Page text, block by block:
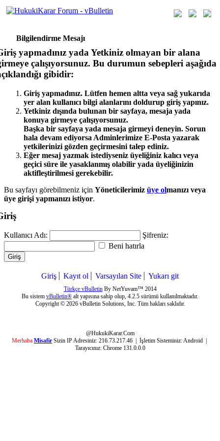
Bilgilendirme Mesajı
yapmadınız yada Yetkiniz olmayan bir alana
çalışıyorsunuz. Bu durumun sebepleri aşağıda
gibidir:
Giriş yapmadınız. Lütfen hemen altta veya sağ yukarıda
yer alan kullanıcı bilgi alanlarını doldurup giriş yapınız.
Yetkiniz dışında bulunan bir sayfaya, mesaja yada
konuya girmeye çalışıyorsunuz.
Başka bir sayfaya yada mesaja girmeyi deneyin. Sorun
hala devam ediyorsa Adminlerimize E-Posta yazarak
yetkilerinizi gözden geçirmesini talep ediniz.
Eğer mesaj yazmak istediyseniz üyeliğiniz kalıcı veya
geçici süre ile yasaklanmış olabilir yada üyeliğinizin
aktifleştirilmesi gerekebilir.
Bu sayfayı görebilmeniz için Yöneticilerimiz üye olmanızı veya
üye girişi yapmanızı istiyor.
Kullanıcı Adı:
Şifreniz:
Beni hatırla
Giriş
Giriş Kayıt ol Varsayılan Site Yukarı git
Türkçe vBulletinBy NetYuvam™ 2014
Bu sistem vBulletin® alt yapısına sahip olup, 4.2.5 sürümü kullanılmaktadır.
Copyright © 2026 vBulletin Solutions, Inc. Tüm hakları saklıdır.
@HukukiKarar.Com
Merhaba Misafir Sizin IP Adresiniz: 216.73.217.46 | İşletim Sisteminiz:Android
Tarayıcınız: Chrome 131.0.0.0